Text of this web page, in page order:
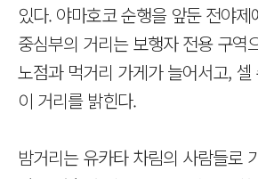
있다. 야마호코 순행을 앞둔 전야
중심부의 거리는 보행자 전용 구역
노점과 먹거리 가게가 늘어서고,
이 거리를 밝힌다.
밤거리는 유카타 차림의 사람들로